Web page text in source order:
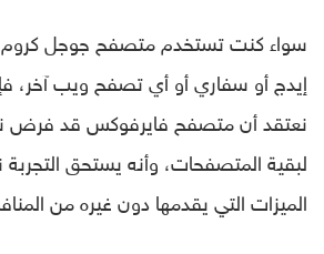
سواء كنت تستخدم متصفح جوجل
إيدج أو سفاري أو أي تصفح ويب آخر،
نعتقد أن متصفح فايرفوكس قد فرض
لبقية المتصفحات، وأنه يستحق
الميزات التي يقدمها دون غيره من